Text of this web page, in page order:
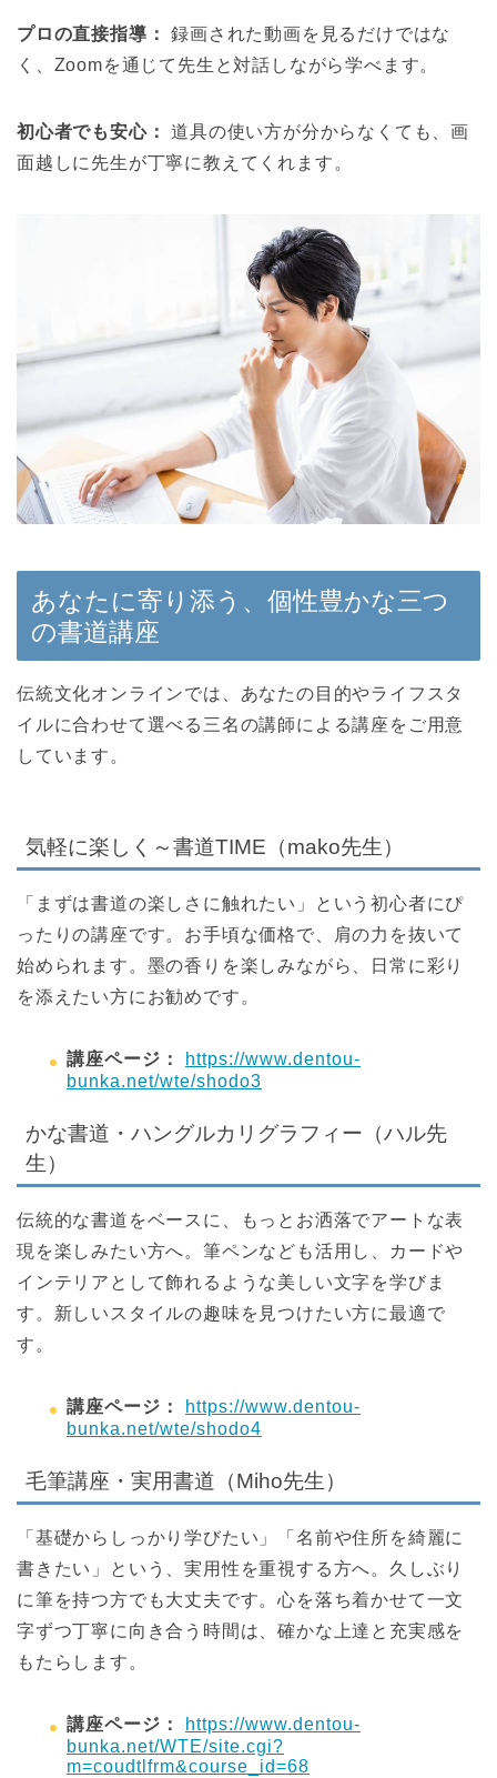
プロの直接指導：
録画された動画を見るだけではな
く、Zoomを通じて先生と対話しながら学べます。
初心者でも安心：
道具の使い方が分からなくても、画
面越しに先生が丁寧に教えてくれます。
あなたに寄り添う、個性豊かな三つ
の書道講座
伝統文化オンラインでは、あなたの目的やライフスタ
イルに合わせて選べる三名の講師による講座をご用意
しています。
気軽に楽しく～書道TIME（mako先生）
「まずは書道の楽しさに触れたい」という初心者にぴ
ったりの講座です。お手頃な価格で、肩の力を抜いて
始められます。墨の香りを楽しみながら、日常に彩り
を添えたい方にお勧めです。
講座ページ：
https://www.dentou-
bunka.net/wte/shodo3
かな書道・ハングルカリグラフィー（ハル先
生）
伝統的な書道をベースに、もっとお洒落でアートな表
現を楽しみたい方へ。筆ペンなども活用し、カードや
インテリアとして飾れるような美しい文字を学びま
す。新しいスタイルの趣味を見つけたい方に最適で
す。
講座ページ：
https://www.dentou-
bunka.net/wte/shodo4
毛筆講座・実用書道（Miho先生）
「基礎からしっかり学びたい」「名前や住所を綺麗に
書きたい」という、実用性を重視する方へ。久しぶり
に筆を持つ方でも大丈夫です。心を落ち着かせて一文
字ずつ丁寧に向き合う時間は、確かな上達と充実感を
もたらします。
講座ページ：
https://www.dentou-
bunka.net/WTE/site.cgi?
m=coudtlfrm&course_id=68